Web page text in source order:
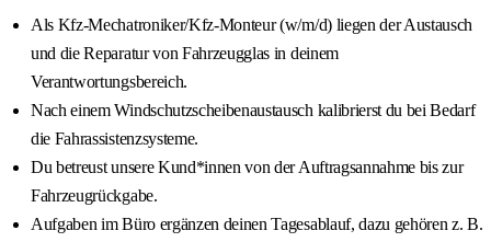
Als Kfz-Mechatroniker/Kfz-Monteur (w/m/d) liegen der Austausch
und die Reparatur von Fahrzeugglas in deinem
Verantwortungsbereich.
Nach einem Windschutzscheibenaustausch kalibrierst du bei Bedarf
die Fahrassistenzsysteme.
Du betreust unsere Kund*innen von der Auftragsannahme bis zur
Fahrzeugrückgabe.
Aufgaben im Büro ergänzen deinen Tagesablauf, dazu gehören z. B.